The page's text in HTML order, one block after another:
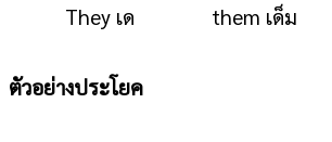
They เด them เด็ม
ตัวอย่างประโยค